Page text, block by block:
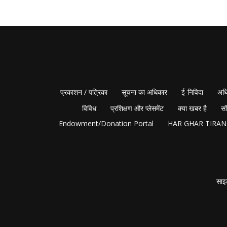
प्रकाशन / पत्रिका सूचना का अधिकार ई-निविदा
विविध
प्रशिक्षण और प्लेसमेंट क्या खबर है
Endowment/Donation Portal
HAR GHAR